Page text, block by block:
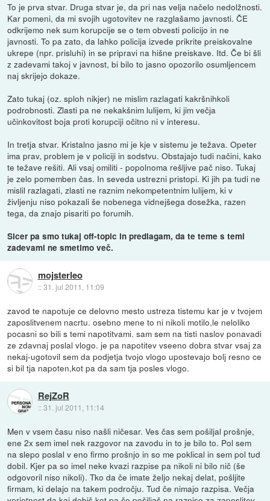
To je prva stvar. Druga stvar je, da pri nas velja načelo nedolžnosti.
Kar pomeni, da mi svojih ugotovitev ne razglašamo javnosti. ČE
odkrijemo nek sum korupcije se o tem obvesti policijo in ne
javnosti. To pa zato, da lahko policija izvede prikrite preiskovalne
ukrepe (npr. prisluhi) in se pripravi na hišne preiskave. Itd. Če bi šli
z zadevami takoj v javnost, bi bilo to jasno opozorilo osumljencem
naj skrijejo dokaze.
Zato tukaj (oz. sploh nikjer) ne mislim razlagati kakršnihkoli
podrobnosti. Zlasti pa ne nekakšnim lulijem, ki jim večja
učinkovitost boja proti korupciji očitno ni v interesu.
In tretja stvar. Kristalno jasno mi je kje v sistemu je težava. Opeter
ima prav, problem je v policiji in sodstvu. Obstajajo tudi načini, kako
te težave rešiti. Ali vsaj omiliti - popolnoma rešljive pač niso. Tukaj
je zelo pomemben čas. In seveda ustrezni pristopi. Ki jih pa tudi ne
mislil razlagati, zlasti ne raznim nekompetentnim lulijem, ki v
življenju niso pokazali še nobenega vidnejšega dosežka, razen
tega, da znajo pisariti po forumih.
Sicer pa smo tukaj off-topic in predlagam, da te teme s temi
zadevami ne smetimo več.
mojsterleo
::31. jul 2011, 11:09
zavod te napotuje ce delovno mesto ustreza tistemu kar je v tvojem
zaposlitvenem nacrtu. osebno mene to ni nikoli motilo,le neloliko
pocasni so bili s temi napotitvami. sam sem na tisti naslov ponavadi
ze zdavnaj poslal vlogo. je pa napotitev vseeno dobra stvar vsaj za
nekaj-ugotovil sem da podjetja tvojo vlogo upostevajo bolj resno ce
si bil tja napoten,kot pa da sam tja posles vlogo.
RejZoR
::31. jul 2011, 11:14
Men v vsem času niso našli ničesar. Ves čas sem pošiljal prošnje,
ene 2x sem imel nek razgovor na zavodu in to je bilo to. Pol sem
na slepo poslal v eno firmo prošnjo in so me poklical in sem pol tud
dobil. Kjer pa so imel neke kvazi razpise pa nikoli ni bilo nič (še
odgovoril niso nikoli). Tko da če imate željo nekaj delat, pošljite
firmam, ki delajo na takem področju. Tud če nimajo razpisa. Večja